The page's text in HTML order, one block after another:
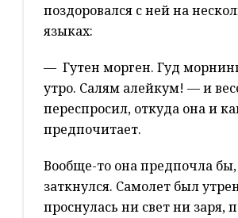
поздоровался с ней на
языках:
— Гутен морген. Гуд
утро. Салям алейкум! — и
переспросил, откуда она и
предпочитает.
Вообще-то она предпочла
заткнулся. Самолет был
проснулась ни свет ни заря,